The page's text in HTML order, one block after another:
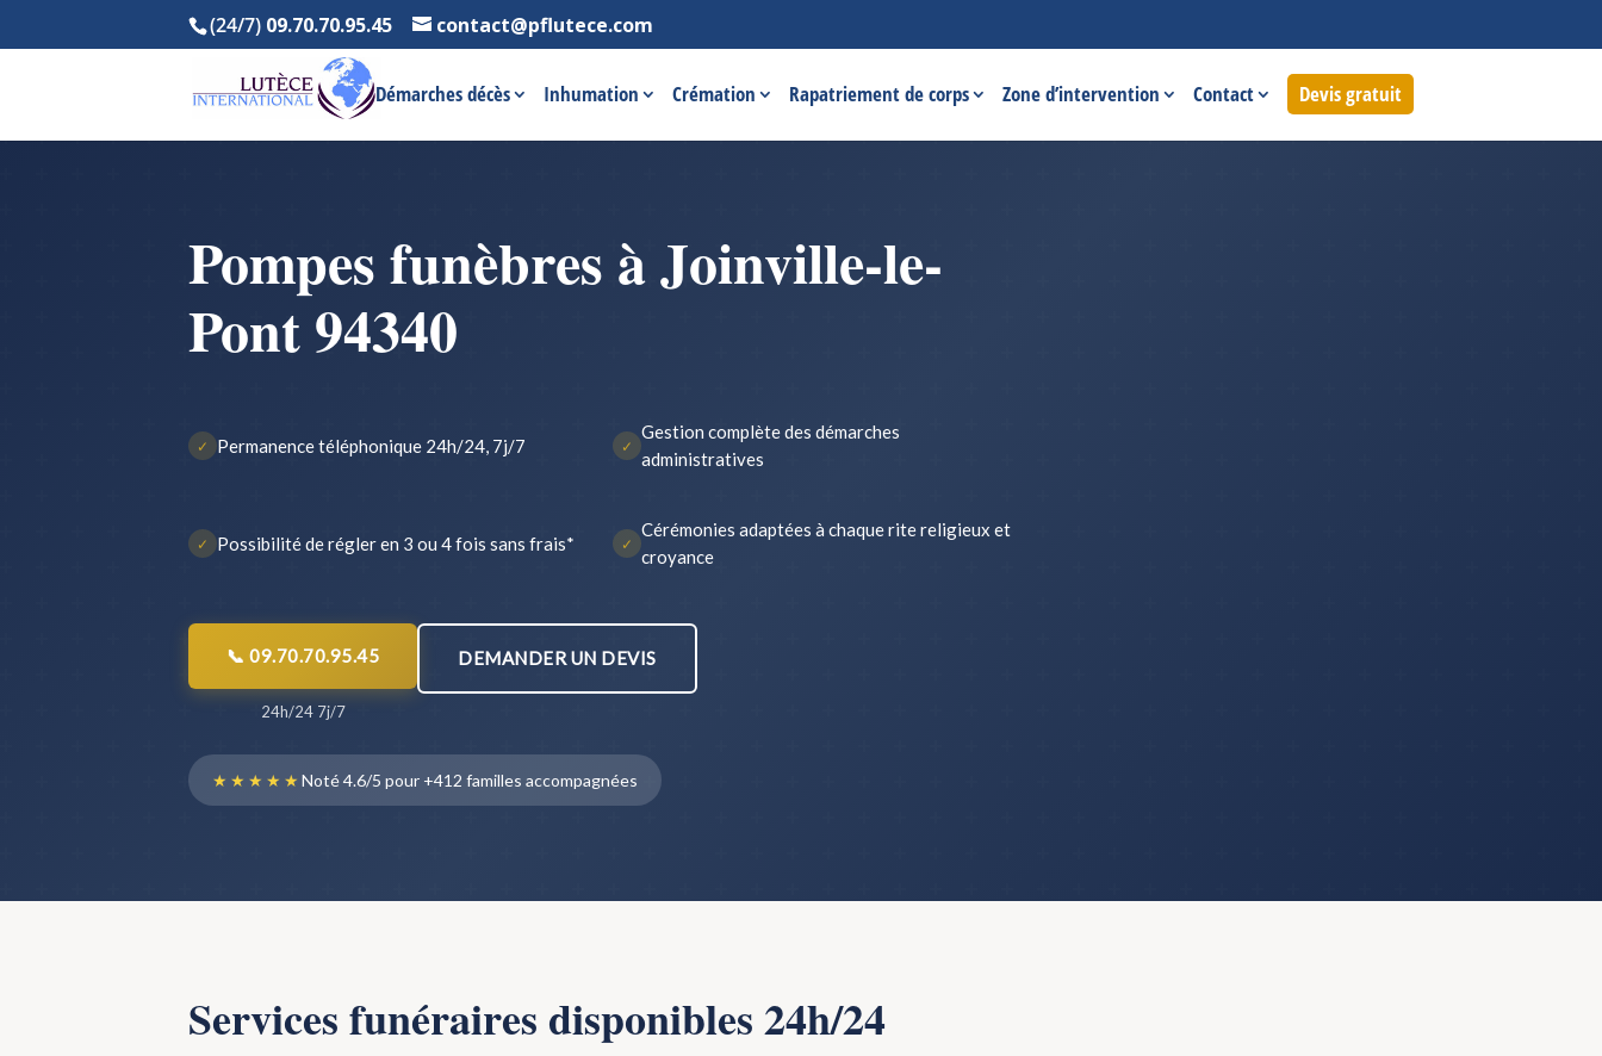
(24/7) 09.70.70.95.45 contact@pflutece.com
Démarches décès Inhumation Crémation Rapatriement de corps Zone d’intervention Contact Devis gratuit
Pompes funèbres à Joinville-le-
Pont 94340
✓ Permanence téléphonique 24h/24, 7j/7 ✓
Gestion complète des démarches
administratives
✓ Possibilité de régler en 3 ou 4 fois sans frais* ✓
Cérémonies adaptées à chaque rite religieux et
croyance
📞 09.70.70.95.45
24h/24 7j/7
DEMANDER UN DEVIS
★★★★★Noté 4.6/5 pour +412 familles accompagnées
Services funéraires disponibles 24h/24